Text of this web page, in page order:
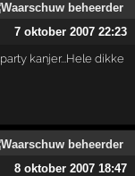
7 oktober 2007 22:23
kanjer...Hele dikke
8 oktober 2007 18:47